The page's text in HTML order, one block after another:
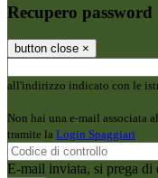
Recupero password
button close ×
all'indirizzo indicato con le
Non hai una e-mail associata
tramite la Login Spaggiari
E-mail inviata, si prega di